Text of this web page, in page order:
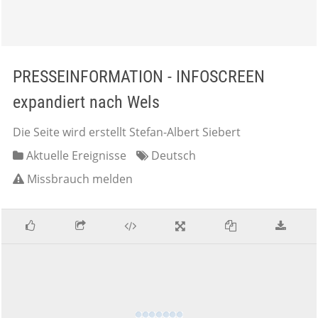
PRESSEINFORMATION - INFOSCREEN
expandiert nach Wels
Die Seite wird erstellt Stefan-Albert Siebert
Aktuelle Ereignisse
Deutsch
Missbrauch melden